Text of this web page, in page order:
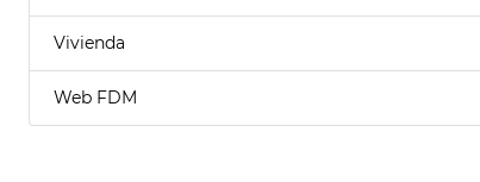
Vivienda
Web FDM